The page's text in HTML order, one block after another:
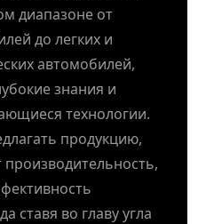
диапазоне от
до легких и
автомобилей,
знания и
технологии.
продукцию,
ставя во главу угла